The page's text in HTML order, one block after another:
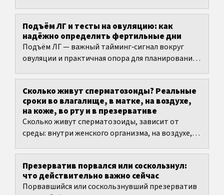
Подъём ЛГ и тесты на овуляцию: как
надёжно определить фертильные дни
Подъём ЛГ — важный тайминг‑сигнал вокруг
овуляции и практичная опора для планирования
Сколько живут сперматозоиды? Реальные
сроки во влагалище, в матке, на воздухе,
на коже, во рту и в презервативе
Сколько живут сперматозоиды, зависит от
среды: внутри женского организма, на воздухе,
условия сильно...
Презерватив порвался или соскользнул:
что действительно важно сейчас
Порвавшийся или соскользнувший презерватив